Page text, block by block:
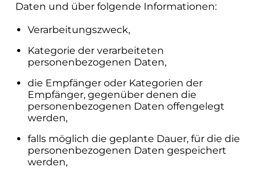
Daten und über folgende Informationen:
Verarbeitungszweck,
Kategorie der verarbeiteten
personenbezogenen Daten,
die Empfänger oder Kategorien der
Empfänger, gegenüber denen die
personenbezogenen Daten offengelegt
werden,
falls möglich die geplante Dauer, für die die
personenbezogenen Daten gespeichert
werden,